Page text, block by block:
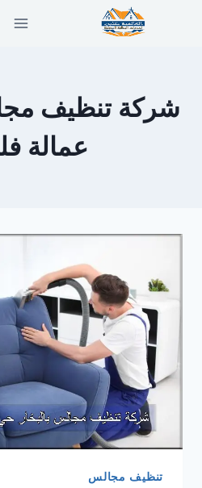
شركة تنظيف
عمالة
تنظيف مجالس